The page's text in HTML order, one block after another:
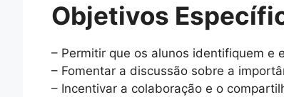
Objetivos
– Permitir que os alunos identifiquem e
– Fomentar a discussão sobre a
– Incentivar a colaboração e o